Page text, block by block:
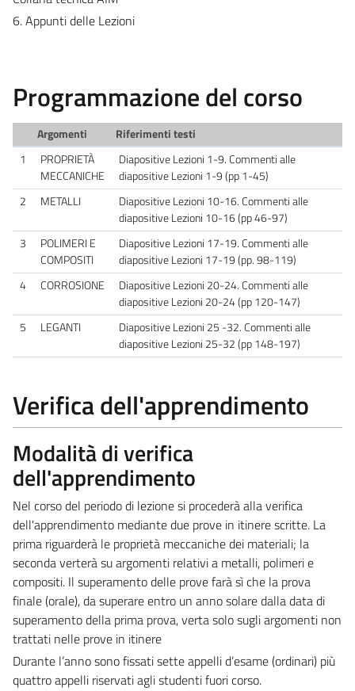
6. Appunti delle Lezioni
Programmazione del corso
Argomenti
Riferimenti testi
1
PROPRIETÀ
MECCANICHE
Diapositive Lezioni 1-9. Commenti alle
diapositive Lezioni 1-9 (pp 1-45)
2
METALLI
Diapositive Lezioni 10-16. Commenti alle
diapositive Lezioni 10-16 (pp 46-97)
3
POLIMERI E
COMPOSITI
Diapositive Lezioni 17-19. Commenti alle
diapositive Lezioni 17-19 (pp. 98-119)
4
CORROSIONE
Diapositive Lezioni 20-24. Commenti alle
diapositive Lezioni 20-24 (pp 120-147)
5
LEGANTI
Diapositive Lezioni 25 -32. Commenti alle
diapositive Lezioni 25-32 (pp 148-197)
Verifica dell'apprendimento
Modalità di verifica
dell'apprendimento
Nel corso del periodo di lezione si procederà alla verifica
dell'apprendimento mediante due prove in itinere scritte. La
prima riguarderà le proprietà meccaniche dei materiali; la
seconda verterà su argomenti relativi a metalli, polimeri e
compositi. Il superamento delle prove farà sì che la prova
finale (orale), da superare entro un anno solare dalla data di
superamento della prima prova, verta solo sugli argomenti non
trattati nelle prove in itinere
Durante l’anno sono fissati sette appelli d’esame (ordinari) più
quattro appelli riservati agli studenti fuori corso.